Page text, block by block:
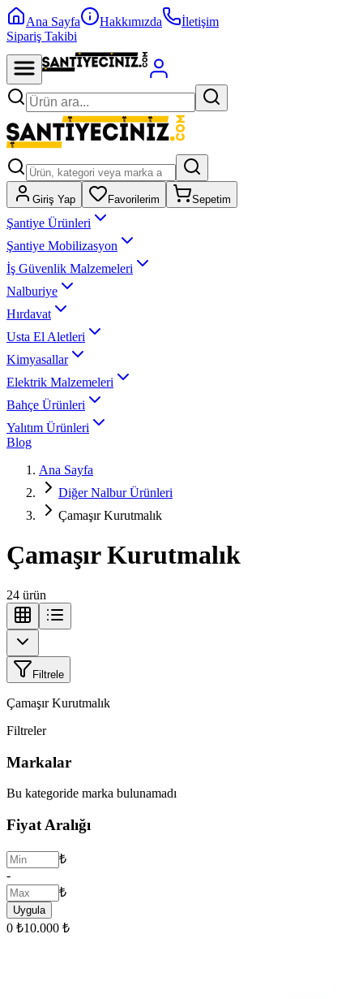
Ana Sayfa Hakkımızda
İletişim
Sipariş Takibi
Giriş Yap Favorilerim Sepetim
Şantiye Ürünleri
Şantiye Mobilizasyon
İş Güvenlik Malzemeleri
Nalburiye
Hırdavat
Usta El Aletleri
Kimyasallar
Elektrik Malzemeleri
Bahçe Ürünleri
Yalıtım Ürünleri
Blog
Ana Sayfa
Diğer Nalbur Ürünleri
Çamaşır Kurutmalık
Çamaşır Kurutmalık
24 ürün
Filtrele
Çamaşır Kurutmalık
Filtreler
Markalar
Bu kategoride marka bulunamadı
Fiyat Aralığı
₺
-
₺
Uygula
0 ₺10.000 ₺